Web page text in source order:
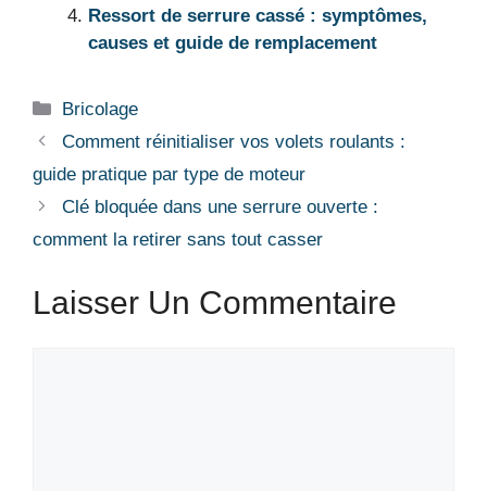
Ressort de serrure cassé : symptômes,
causes et guide de remplacement
Catégories
Bricolage
Comment réinitialiser vos volets roulants :
guide pratique par type de moteur
Clé bloquée dans une serrure ouverte :
comment la retirer sans tout casser
Laisser Un Commentaire